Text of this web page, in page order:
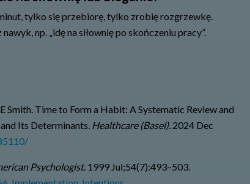
tylko się przebiorę, tylko zrobię rozgrzewkę.
np. „idę na siłownię po skończeniu pracy”.
Smith. Time to Form a Habit: A Systematic Review and
Its Determinants. Healthcare (Basel). 2024 Dec
Psychologist. 1999 Jul;54(7):493–503.